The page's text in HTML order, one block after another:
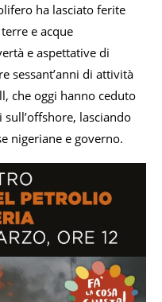
ha lasciato ferite
e acque
e aspettative di
sessant’anni di attività
che oggi hanno ceduto
lasciando
nigeriane e governo.